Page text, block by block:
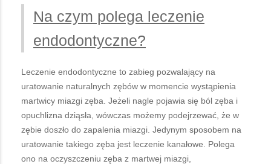
Na czym polega leczenie
endodontyczne?
Leczenie endodontyczne to zabieg pozwalający na
uratowanie naturalnych zębów w momencie wystąpienia
martwicy miazgi zęba. Jeżeli nagle pojawia się ból zęba i
opuchlizna dziąsła, wówczas możemy podejrzewać, że w
zębie doszło do zapalenia miazgi. Jedynym sposobem na
uratowanie takiego zęba jest leczenie kanałowe. Polega
ono na oczyszczeniu zęba z martwej miazgi,